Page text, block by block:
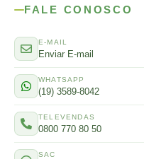
FALE CONOSCO
E-MAIL
Enviar E-mail
WHATSAPP
(19) 3589-8042
TELEVENDAS
0800 770 80 50
SAC